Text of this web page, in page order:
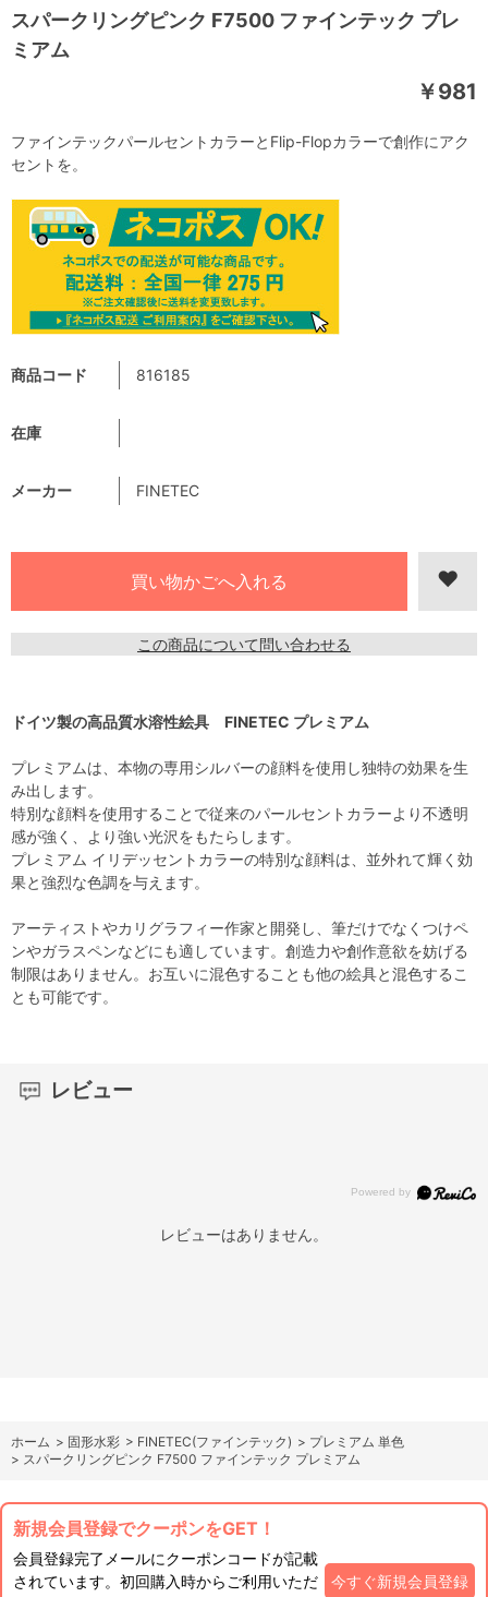
スパークリングピンク F7500 ファインテック プレ
ミアム
￥981
商品コード 816185
在庫
メーカー FINETEC
この商品について問い合わせる
ファインテックパールセントカラーとFlip-Flopカラーで創作にアク
セントを。
ドイツ製の高品質水溶性絵具 FINETEC プレミアム
プレミアムは、本物の専用シルバーの顔料を使用し独特の効果を生
み出します。
特別な顔料を使用することで従来のパールセントカラーより不透明
感が強く、より強い光沢をもたらします。
プレミアム イリデッセントカラーの特別な顔料は、並外れて輝く効
果と強烈な色調を与えます。
アーティストやカリグラフィー作家と開発し、筆だけでなくつけペ
ンやガラスペンなどにも適しています。創造力や創作意欲を妨げる
制限はありません。お互いに混色することも他の絵具と混色するこ
とも可能です。
レビュー
レビューはありません。
ホーム > 固形水彩 > FINETEC(ファインテック) > プレミアム 単色
> スパークリングピンク F7500 ファインテック プレミアム
新規会員登録でクーポンをGET！
会員登録完了メールにクーポンコードが記載
されています。初回購入時からご利用いただ
今すぐ新規会員登録